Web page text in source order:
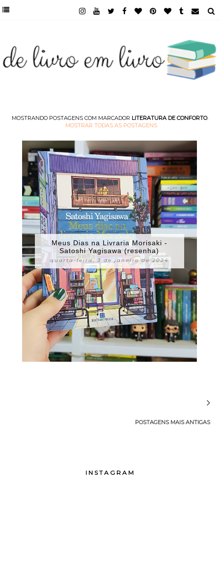
MOSTRANDO POSTAGENS COM MARCADOR LITERATURA DE CONFORTO.
MOSTRAR TODAS AS POSTAGENS
Meus Dias na Livraria Morisaki -
Satoshi Yagisawa (resenha)
quarta-feira, 3 de janeiro de 2024
POSTAGENS MAIS ANTIGAS
INSTAGRAM